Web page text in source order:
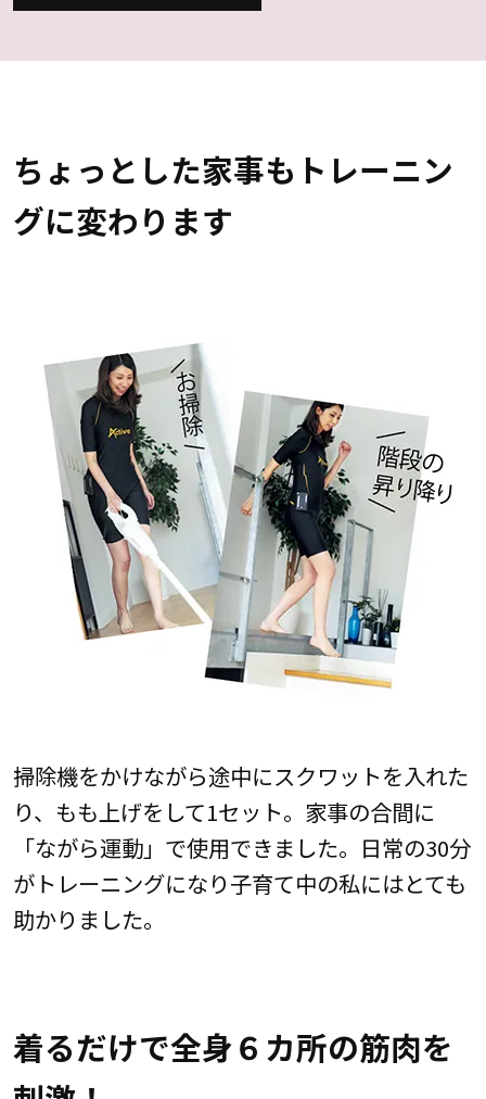
ちょっとした家事もトレーニン
グに変わります
掃除機をかけながら途中にスクワットを入れた
り、もも上げをして1セット。家事の合間に
「ながら運動」で使用できました。日常の30分
がトレーニングになり子育て中の私にはとても
助かりました。
着るだけで全身６カ所の筋肉を